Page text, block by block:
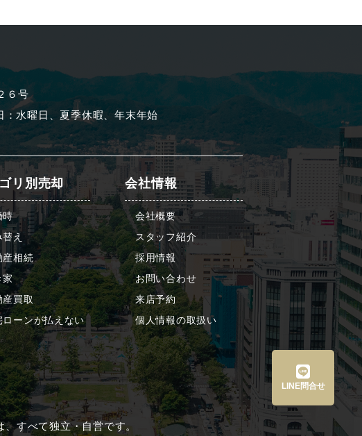
LINE問合せ
６号
：水曜日、夏季休暇、年末年始
リ別売却
時
え
産相続
家
産買取
ローンが払えない
会社情報
会社概要
スタッフ紹介
採用情報
お問い合わせ
来店予約
個人情報の取扱い
すべて独立・自営です。